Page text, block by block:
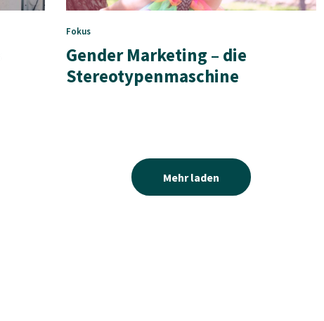
Fokus
Gender Marketing – die
Stereotypenmaschine
Mehr laden